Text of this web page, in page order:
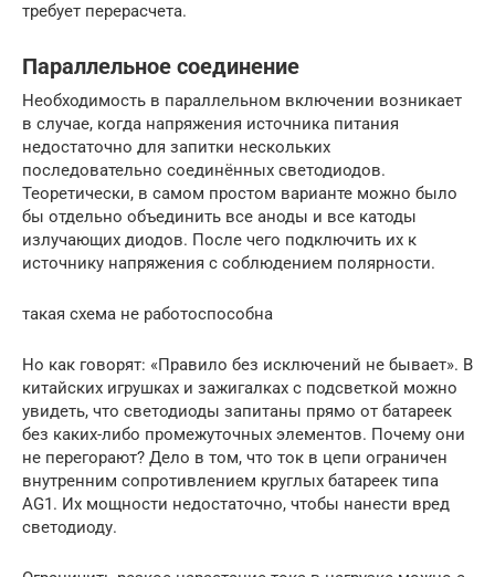
требует перерасчета.
Параллельное соединение
Необходимость в параллельном включении возникает
в случае, когда напряжения источника питания
недостаточно для запитки нескольких
последовательно соединённых светодиодов.
Теоретически, в самом простом варианте можно было
бы отдельно объединить все аноды и все катоды
излучающих диодов. После чего подключить их к
источнику напряжения с соблюдением полярности.
такая схема не работоспособна
Но как говорят: «Правило без исключений не бывает». В
китайских игрушках и зажигалках с подсветкой можно
увидеть, что светодиоды запитаны прямо от батареек
без каких-либо промежуточных элементов. Почему они
не перегорают? Дело в том, что ток в цепи ограничен
внутренним сопротивлением круглых батареек типа
AG1. Их мощности недостаточно, чтобы нанести вред
светодиоду.